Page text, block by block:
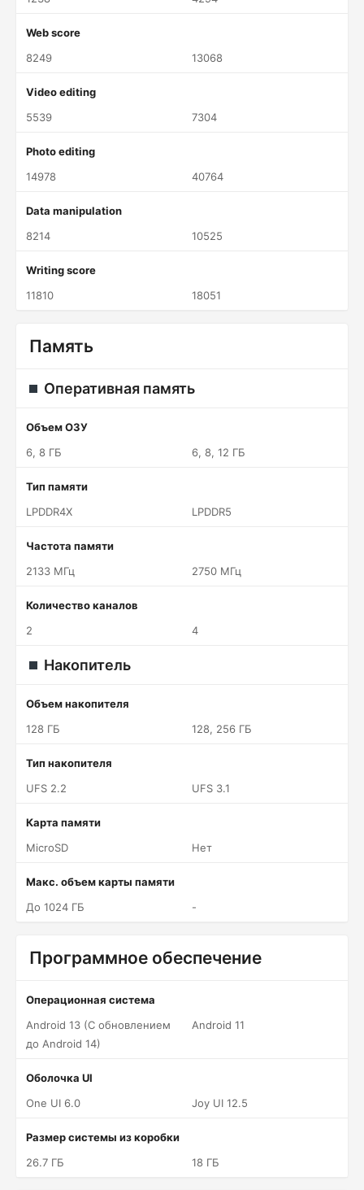
Web score
8249
13068
Video editing
5539
7304
Photo editing
14978
40764
Data manipulation
8214
10525
Writing score
11810
18051
Память
Оперативная память
Объем ОЗУ
6, 8 ГБ
6, 8, 12 ГБ
Тип памяти
LPDDR4X
LPDDR5
Частота памяти
2133 МГц
2750 МГц
Количество каналов
2
4
Накопитель
Объем накопителя
128 ГБ
128, 256 ГБ
Тип накопителя
UFS 2.2
UFS 3.1
Карта памяти
MicroSD
Нет
Макс. объем карты памяти
До 1024 ГБ
-
Программное обеспечение
Операционная система
Android 13 (С обновлением
до Android 14)
Android 11
Оболочка UI
One UI 6.0
Joy UI 12.5
Размер системы из коробки
26.7 ГБ
18 ГБ